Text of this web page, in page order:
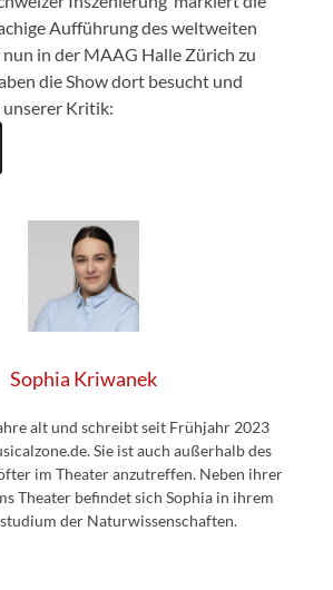
Aufführung des weltweiten
in der MAAG Halle Zürich zu
die Show dort besucht und
unserer Kritik:
Sophia Kriwanek
alt und schreibt seit Frühjahr 2023
Sie ist auch außerhalb des
im Theater anzutreffen. Neben ihrer
Theater befindet sich Sophia in ihrem
der Naturwissenschaften.